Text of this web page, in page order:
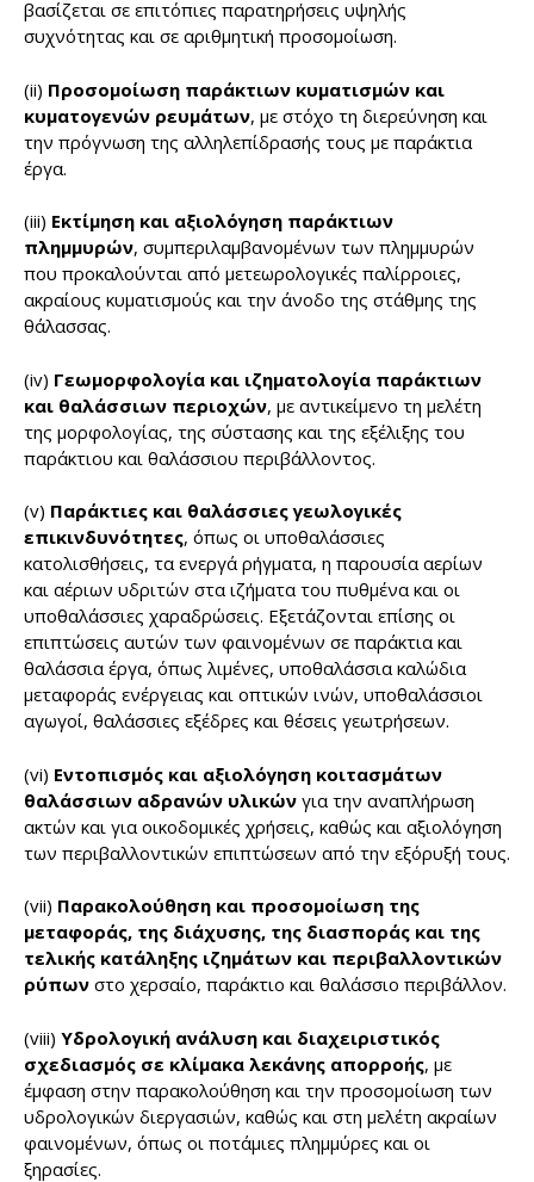
βασίζεται σε επιτόπιες παρατηρήσεις υψηλής
συχνότητας και σε αριθμητική προσομοίωση.
(ii) Προσομοίωση παράκτιων κυματισμών και
κυματογενών ρευμάτων, με στόχο τη διερεύνηση και
την πρόγνωση της αλληλεπίδρασής τους με παράκτια
έργα.
(iii) Εκτίμηση και αξιολόγηση παράκτιων
πλημμυρών, συμπεριλαμβανομένων των πλημμυρών
που προκαλούνται από μετεωρολογικές παλίρροιες,
ακραίους κυματισμούς και την άνοδο της στάθμης της
θάλασσας.
(iv) Γεωμορφολογία και ιζηματολογία παράκτιων
και θαλάσσιων περιοχών, με αντικείμενο τη μελέτη
της μορφολογίας, της σύστασης και της εξέλιξης του
παράκτιου και θαλάσσιου περιβάλλοντος.
(v) Παράκτιες και θαλάσσιες γεωλογικές
επικινδυνότητες, όπως οι υποθαλάσσιες
κατολισθήσεις, τα ενεργά ρήγματα, η παρουσία αερίων
και αέριων υδριτών στα ιζήματα του πυθμένα και οι
υποθαλάσσιες χαραδρώσεις. Εξετάζονται επίσης οι
επιπτώσεις αυτών των φαινομένων σε παράκτια και
θαλάσσια έργα, όπως λιμένες, υποθαλάσσια καλώδια
μεταφοράς ενέργειας και οπτικών ινών, υποθαλάσσιοι
αγωγοί, θαλάσσιες εξέδρες και θέσεις γεωτρήσεων.
(vi) Εντοπισμός και αξιολόγηση κοιτασμάτων
θαλάσσιων αδρανών υλικών για την αναπλήρωση
ακτών και για οικοδομικές χρήσεις, καθώς και αξιολόγηση
των περιβαλλοντικών επιπτώσεων από την εξόρυξή τους.
(vii) Παρακολούθηση και προσομοίωση της
μεταφοράς, της διάχυσης, της διασποράς και της
τελικής κατάληξης ιζημάτων και περιβαλλοντικών
ρύπων στο χερσαίο, παράκτιο και θαλάσσιο περιβάλλον.
(viii) Υδρολογική ανάλυση και διαχειριστικός
σχεδιασμός σε κλίμακα λεκάνης απορροής, με
έμφαση στην παρακολούθηση και την προσομοίωση των
υδρολογικών διεργασιών, καθώς και στη μελέτη ακραίων
φαινομένων, όπως οι ποτάμιες πλημμύρες και οι
ξηρασίες.